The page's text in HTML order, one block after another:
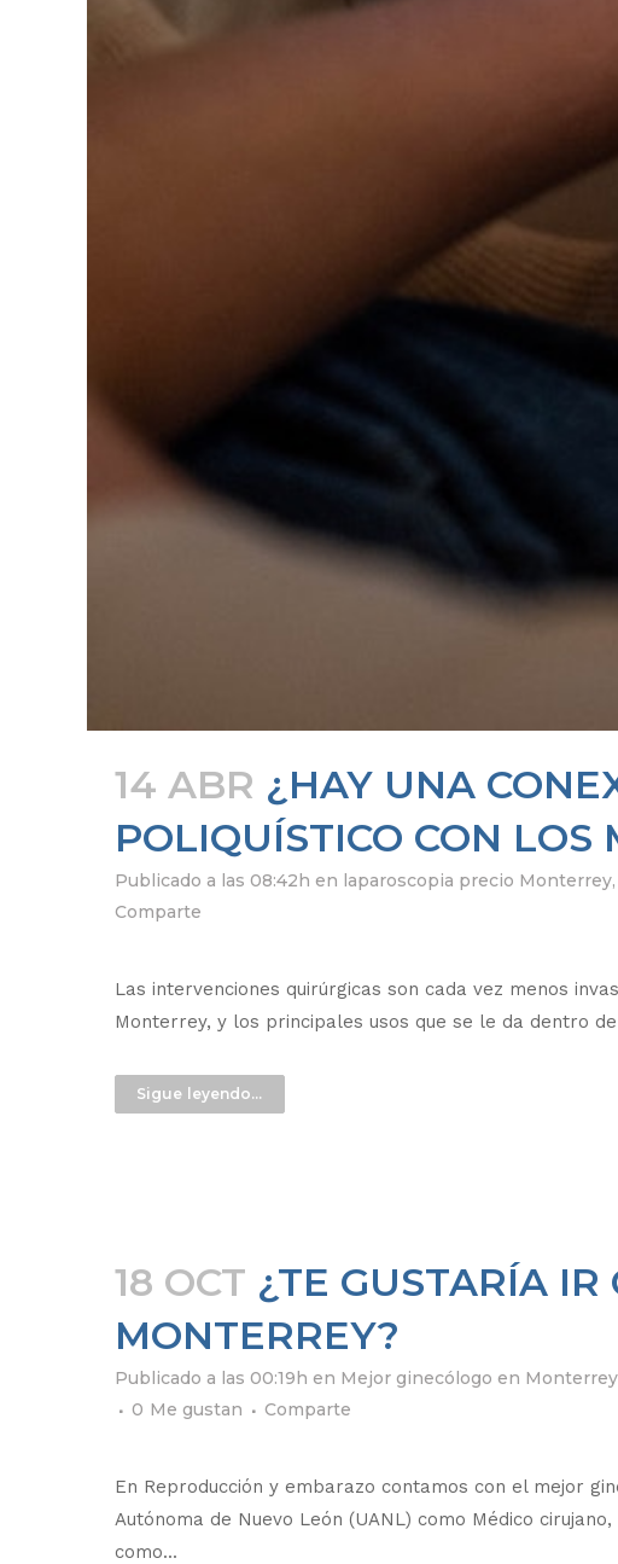
14 ABR ¿HAY UNA
POLIQUÍSTICO CON LOS
Publicado a las 08:42h en laparoscopia precio Monterrey,
Comparte
Las intervenciones quirúrgicas son cada vez menos
Monterrey, y los principales usos que se le da dentro
Sigue leyendo...
18 OCT ¿TE GUSTARÍA IR
MONTERREY?
Publicado a las 00:19h en Mejor ginecólogo en Monterrey
0 Me gustan Comparte
En Reproducción y embarazo contamos con el mejor
Autónoma de Nuevo León (UANL) como Médico
como...